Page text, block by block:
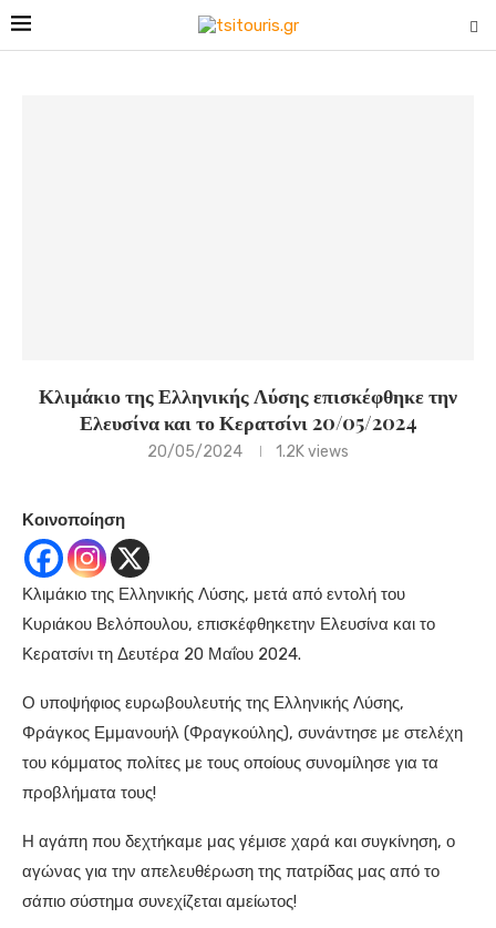
Κλιμάκιο της Ελληνικής Λύσης επισκέφθηκε την
Ελευσίνα και το Κερατσίνι 20/05/2024
20/05/2024 1.2Kviews
Κοινοποίηση
Κλιμάκιο της Ελληνικής Λύσης, μετά από εντολή του
Κυριάκου Βελόπουλου, επισκέφθηκετην Ελευσίνα και το
Κερατσίνι τη Δευτέρα 20 Μαΐου 2024.
Ο υποψήφιος ευρωβουλευτής της Ελληνικής Λύσης,
Φράγκος Εμμανουήλ (Φραγκούλης), συνάντησε με στελέχη
του κόμματος πολίτες με τους οποίους συνομίλησε για τα
προβλήματα τους!
Η αγάπη που δεχτήκαμε μας γέμισε χαρά και συγκίνηση, ο
αγώνας για την απελευθέρωση της πατρίδας μας από το
σάπιο σύστημα συνεχίζεται αμείωτος!